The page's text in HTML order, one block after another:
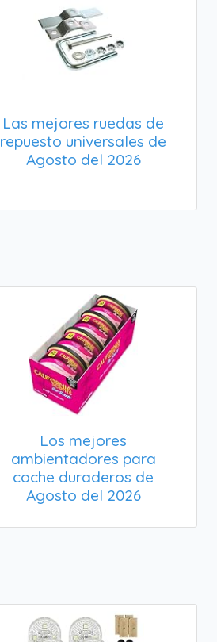
Las mejores ruedas de
repuesto universales de
Agosto del 2026
Los mejores
ambientadores para
coche duraderos de
Agosto del 2026